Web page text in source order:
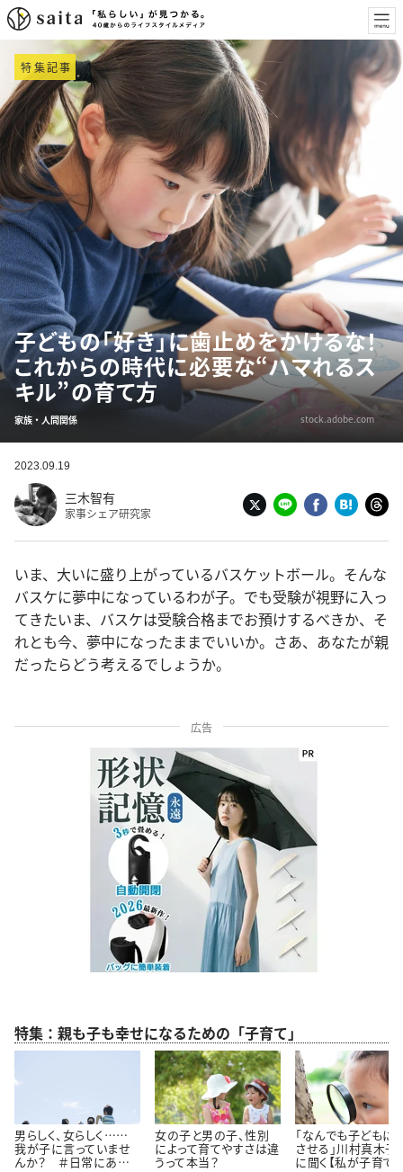
特集記事
子どもの「好き」に歯止めをかけるな！
これからの時代に必要な“ハマれるス
キル”の育て方
家族・人間関係 stock.adobe.com
2023.09.19
三木智有
家事シェア研究家
いま、大いに盛り上がっているバスケットボール。そんな
バスケに夢中になっているわが子。でも受験が視野に入っ
てきたいま、バスケは受験合格までお預けするべきか、そ
れとも今、夢中になったままでいいか。さあ、あなたが親
だったらどう考えるでしょうか。
広告
特集：親も子も幸せになるための「子育て」
男らしく、女らしく……
我が子に言っていませ
んか？ ＃日常にある
女の子と男の子、性別
によって育てやすさは違
うって本当？
「なんでも子どもに
させる」川村真木子
に聞く【私が子育て